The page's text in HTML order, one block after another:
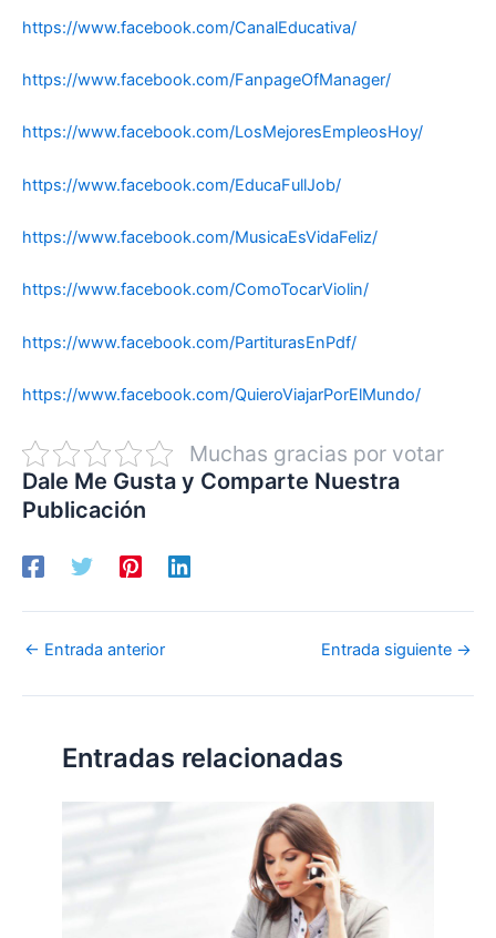
https://www.facebook.com/CanalEducativa/
https://www.facebook.com/FanpageOfManager/
https://www.facebook.com/LosMejoresEmpleosHoy/
https://www.facebook.com/EducaFullJob/
https://www.facebook.com/MusicaEsVidaFeliz/
https://www.facebook.com/ComoTocarViolin/
https://www.facebook.com/PartiturasEnPdf/
https://www.facebook.com/QuieroViajarPorElMundo/
Muchas gracias por votar
Dale Me Gusta y Comparte Nuestra
Publicación
← Entrada anterior Entrada siguiente →
Entradas relacionadas